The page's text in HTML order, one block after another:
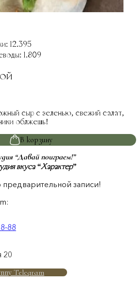
12.395
1.809
сыр с зеленью, свежий салат,
облжешь!
В корзину
“Давай поиграем!”
вкуса “Характер”
предварительной записи!
88
20
Telegram